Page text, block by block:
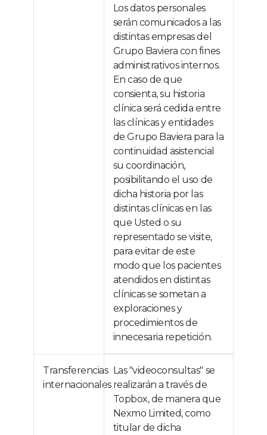
Los datos personales
serán comunicados a las
distintas empresas del
Grupo Baviera con fines
administrativos internos.
En caso de que
consienta, su historia
clínica será cedida entre
las clínicas y entidades
de Grupo Baviera para la
continuidad asistencial
su coordinación,
posibilitando el uso de
dicha historia por las
distintas clínicas en las
que Usted o su
representado se visite,
para evitar de este
modo que los pacientes
atendidos en distintas
clínicas se sometan a
exploraciones y
procedimientos de
innecesaria repetición.
Transferencias
internacionales
Las "videoconsultas" se
realizarán a través de
Topbox, de manera que
Nexmo Limited, como
titular de dicha